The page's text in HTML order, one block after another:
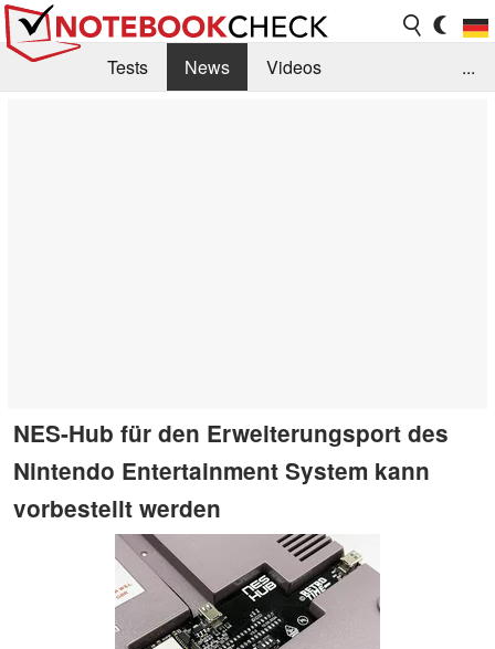
Tests News
Videos
...
NES-Hub für den Erweiterungsport des
Nintendo Entertainment System kann
vorbestellt werden